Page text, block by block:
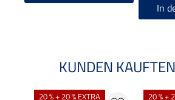
In
KUNDEN
20 % + 20 % EXTRA 20 % +